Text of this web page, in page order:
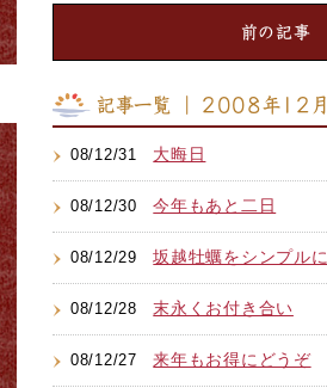
前の記事
記事一覧 ｜ 2008年12月
08/12/31 大晦日
08/12/30今年もあと二日
08/12/29坂越牡蠣をシンプルに
08/12/28末永くお付き合い
08/12/27来年もお得にどうぞ